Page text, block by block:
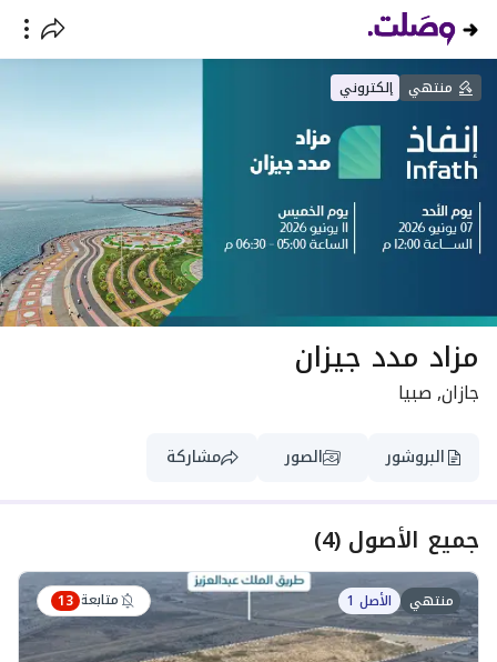
منتهي إلكتروني
مزاد مدد جيزان
جازان, صبيا
البروشور الصور مشاركة
جميع الأصول (
4
)
منتهي الأصل 1 متابعة 13